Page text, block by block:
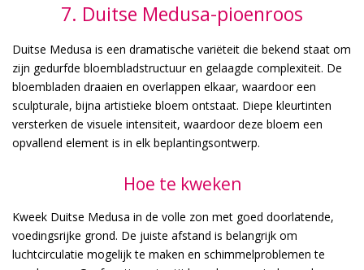
7. Duitse Medusa-pioenroos
Duitse Medusa is een dramatische variëteit die bekend staat om
zijn gedurfde bloembladstructuur en gelaagde complexiteit. De
bloembladen draaien en overlappen elkaar, waardoor een
sculpturale, bijna artistieke bloem ontstaat. Diepe kleurtinten
versterken de visuele intensiteit, waardoor deze bloem een
opvallend element is in elk beplantingsontwerp.
Hoe te kweken
Kweek Duitse Medusa in de volle zon met goed doorlatende,
voedingsrijke grond. De juiste afstand is belangrijk om
luchtcirculatie mogelijk te maken en schimmelproblemen te